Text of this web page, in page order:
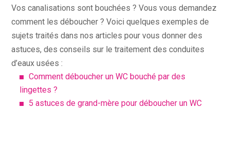
Vos canalisations sont bouchées ? Vous vous demandez
comment les déboucher ? Voici quelques exemples de
sujets traités dans nos articles pour vous donner des
astuces, des conseils sur le traitement des conduites
d’eaux usées :
Comment déboucher un WC bouché par des
lingettes ?
5 astuces de grand-mère pour déboucher un WC